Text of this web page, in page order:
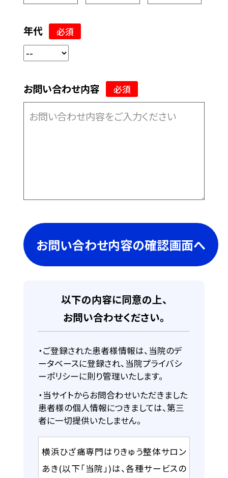
年代 必須
お問い合わせ内容 必須
以下の内容に同意の上、
お問い合わせください。
ご登録された患者様情報は、当院のデ
ータベースに登録され、当院プライバシ
ーポリシーに則り管理いたします。
当サイトからお問合わせいただきました
患者様の個人情報につきましては、第三
者に一切提供いたしません。
横浜ひざ痛専門はりきゅう整体サロン
あき(以下「当院」)は、各種サービスの